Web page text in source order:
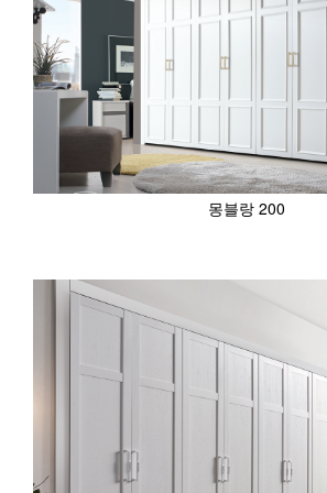
몽블랑 200